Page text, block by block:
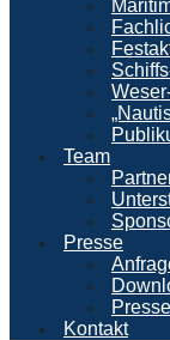
Team
Presse
Kontakt